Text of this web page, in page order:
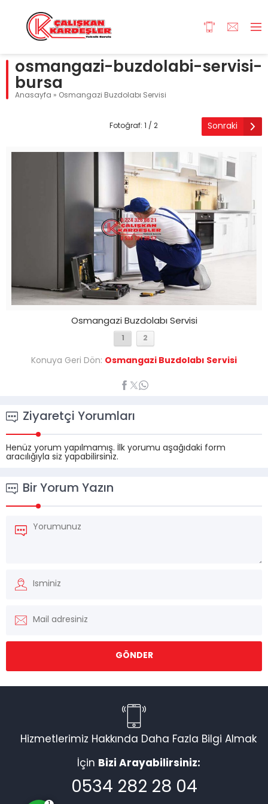
osmangazi-buzdolabi-servisi-
bursa
Anasayfa » Osmangazi Buzdolabı Servisi
Fotoğraf: 1 / 2 Sonraki
Osmangazi Buzdolabı Servisi
1 2
Konuya Geri Dön: Osmangazi Buzdolabı Servisi
Ziyaretçi Yorumları
Henüz yorum yapılmamış. İlk yorumu aşağıdaki form
aracılığıyla siz yapabilirsiniz.
Bir Yorum Yazın
Hizmetlerimiz Hakkında Daha Fazla Bilgi Almak
İçin Bizi Arayabilirsiniz:
0534 282 28 04
Müşteri Temsilcisi
Cevap Yaz